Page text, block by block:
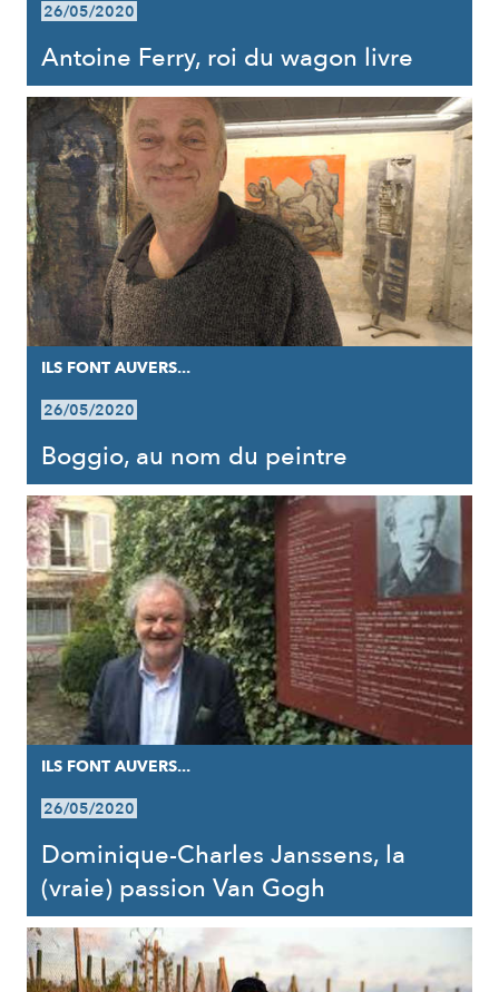
26/05/2020
Antoine Ferry, roi du wagon livre
ILS FONT AUVERS...
26/05/2020
Boggio, au nom du peintre
ILS FONT AUVERS...
26/05/2020
Dominique-Charles Janssens, la
(vraie) passion Van Gogh